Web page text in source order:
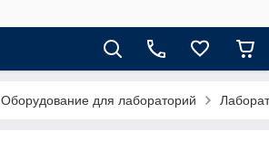
Оборудование для лабораторий